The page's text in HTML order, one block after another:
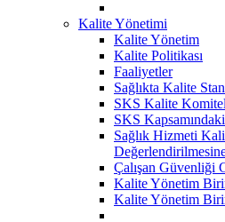
Kalite Yönetimi
Kalite Yönetim
Kalite Politikası
Faaliyetler
Sağlıkta Kalite
SKS Kalite
SKS
Sağlık Hizmeti
Çalışan Güvenliği
Kalite Yönetim
Kalite Yönetim